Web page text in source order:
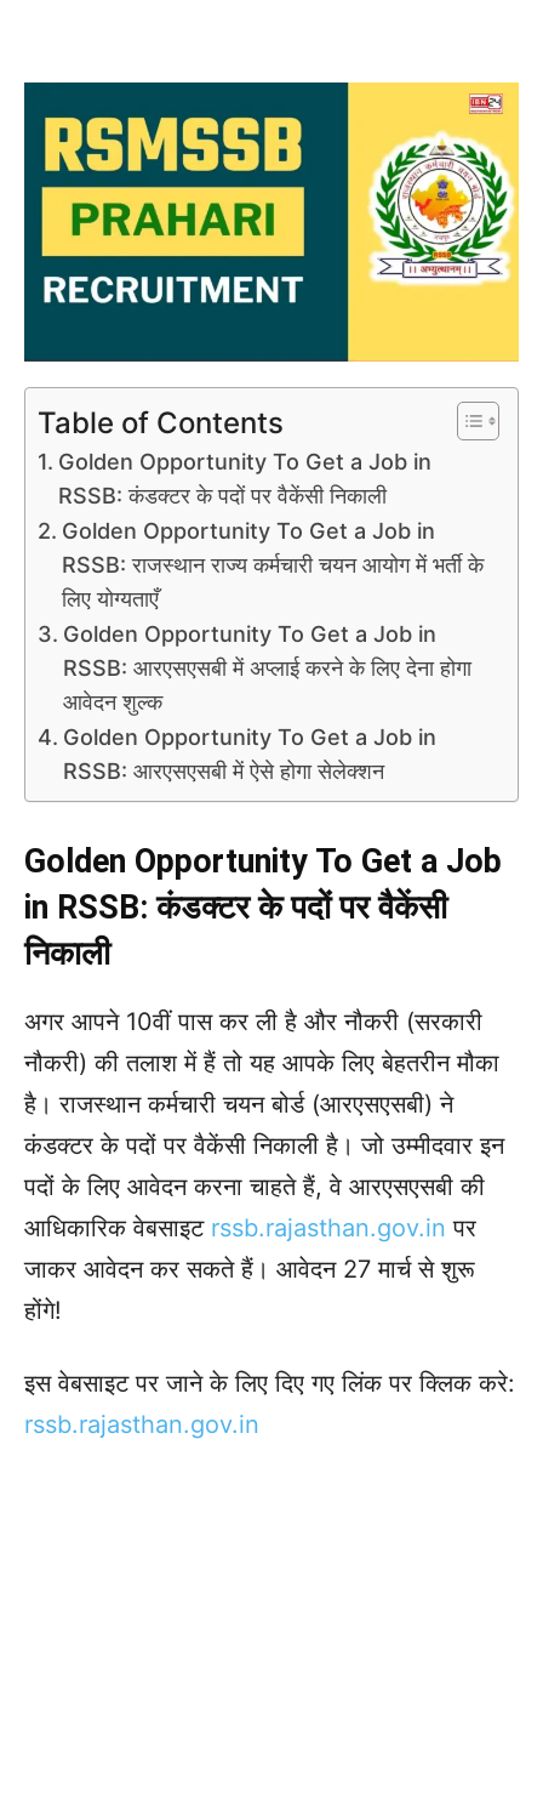
Table of Contents
Golden Opportunity To Get a Job in
RSSB: कंडक्टर के पदों पर वैकेंसी निकाली
Golden Opportunity To Get a Job in
RSSB: राजस्थान राज्य कर्मचारी चयन आयोग में भर्ती के
लिए योग्यताएँ
Golden Opportunity To Get a Job in
RSSB: आरएसएसबी में अप्लाई करने के लिए देना होगा
आवेदन शुल्क
Golden Opportunity To Get a Job in
RSSB: आरएसएसबी में ऐसे होगा सेलेक्शन
Golden Opportunity To Get a Job
in RSSB: कंडक्टर के पदों पर वैकेंसी
निकाली
अगर आपने 10वीं पास कर ली है और नौकरी (सरकारी
नौकरी) की तलाश में हैं तो यह आपके लिए बेहतरीन मौका
है। राजस्थान कर्मचारी चयन बोर्ड (आरएसएसबी) ने
कंडक्टर के पदों पर वैकेंसी निकाली है। जो उम्मीदवार इन
पदों के लिए आवेदन करना चाहते हैं, वे आरएसएसबी की
आधिकारिक वेबसाइट rssb.rajasthan.gov.inपर
जाकर आवेदन कर सकते हैं। आवेदन 27 मार्च से शुरू
होंगे!
इस वेबसाइट पर जाने के लिए दिए गए लिंक पर क्लिक करे:
rssb.rajasthan.gov.in